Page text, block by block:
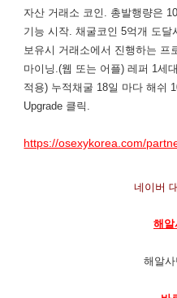
자산 거래소 코인. 총발행량은
기능 시작. 채굴코인 5억개 도달
보유시 거래소에서 진행하는 프
마이닝.(웹 또는 어플) 레퍼 1세
적용) 누적채굴 18일 마다 해쉬
Upgrade 클릭.
https://osexykorea.com/
네이버
해
해알